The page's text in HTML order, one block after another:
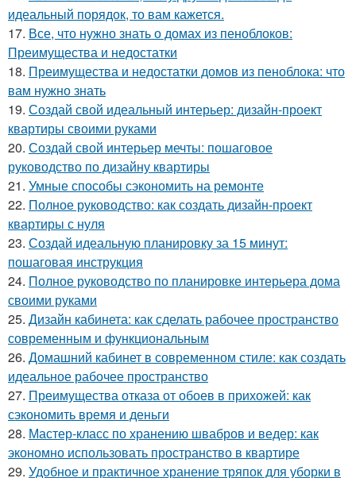
идеальный порядок, то вам кажется.
17. Все, что нужно знать о домах из пеноблоков:
Преимущества и недостатки
18. Преимущества и недостатки домов из пеноблока: что
вам нужно знать
19. Создай свой идеальный интерьер: дизайн-проект
квартиры своими руками
20. Создай свой интерьер мечты: пошаговое
руководство по дизайну квартиры
21. Умные способы сэкономить на ремонте
22. Полное руководство: как создать дизайн-проект
квартиры с нуля
23. Создай идеальную планировку за 15 минут:
пошаговая инструкция
24. Полное руководство по планировке интерьера дома
своими руками
25. Дизайн кабинета: как сделать рабочее пространство
современным и функциональным
26. Домашний кабинет в современном стиле: как создать
идеальное рабочее пространство
27. Преимущества отказа от обоев в прихожей: как
сэкономить время и деньги
28. Мастер-класс по хранению швабров и ведер: как
экономно использовать пространство в квартире
29. Удобное и практичное хранение тряпок для уборки в